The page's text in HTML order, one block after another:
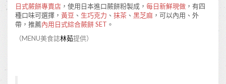
日式蕨餅專賣店 ，使用日本進口蕨餅粉製成， 每日新鮮現做 ，有四
種口味可選擇， 黃豆 、 生巧克力 、 抹茶 、 黑芝麻 ，可以內用、外
帶，推薦內用日式綜合蕨餅 SET 。
（MENU美食誌林茹提供）